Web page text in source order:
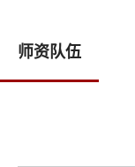
师资队伍